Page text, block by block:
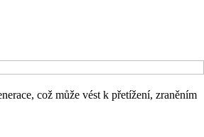
což může vést k přetížení, zraněním